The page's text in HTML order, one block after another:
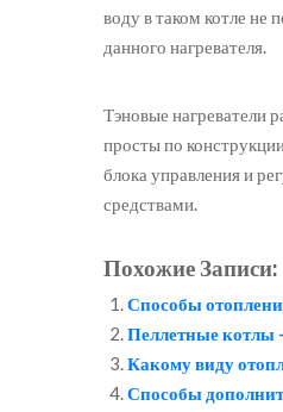
воду в таком котле не
данного нагревателя.
Тэновые нагреватели
просты по
блока управления и
средствами.
Похожие Записи:
Способы
Пеллетные котлы
Какому виду
Способы